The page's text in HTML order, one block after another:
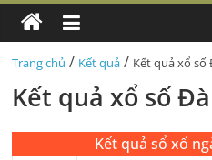
Trang chủ / Kết quả / Kết quả xổ số
Kết quả xổ số
Kết quả sổ xố